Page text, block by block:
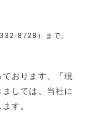
8728）まで。
おります。「現
しては、当社に
す。